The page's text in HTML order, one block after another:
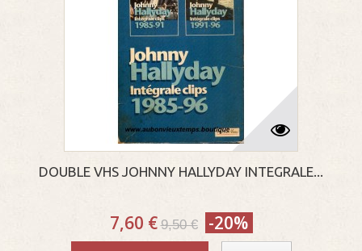
DOUBLE VHS JOHNNY HALLYDAY INTEGRALE...
7,60 € 9,50 € -20%